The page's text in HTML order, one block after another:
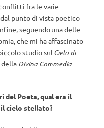
fra le varie
punto di vista poetico
seguendo una delle
che mi ha affascinato
studio sul Cielo di
Divina Commedia
del Poeta, qual era il
cielo stellato?